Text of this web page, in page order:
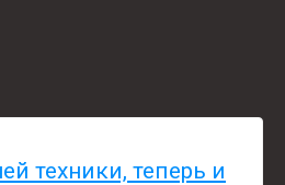
техники, теперь и